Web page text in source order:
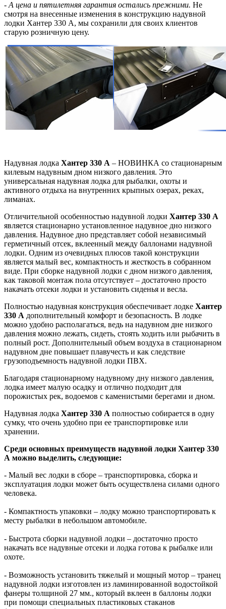
- А цена и пятилетняя гарантия остались прежними. Не
смотря на внесенные изменения в конструкцию надувной
лодки Хантер 330 А, мы сохранили для своих клиентов
старую розничную цену.
Надувная лодка Хантер 330 А – НОВИНКА со стационарным
килевым надувным дном низкого давления. Это
универсальная надувная лодка для рыбалки, охоты и
активного отдыха на внутренних крыпных озерах, реках,
лиманах.
Отличительной особенностью надувной лодки Хантер 330 А
является стационарно установленное надувное дно низкого
давления. Надувное дно представляет собой независимый
герметичный отсек, вклеенный между баллонами надувной
лодки. Одним из очевидных плюсов такой конструкции
является малый вес, компактность и жесткость в собранном
виде. При сборке надувной лодки с дном низкого давления,
как таковой монтаж пола отсутствует – достаточно просто
накачать отсеки лодки и установить сиденья и весла.
Полностью надувная конструкция обеспечивает лодке Хантер
330 А дополнительный комфорт и безопасность. В лодке
можно удобно располагаться, ведь на надувном дне низкого
давления можно лежать, сидеть, стоять ходить или рыбачить в
полный рост. Дополнительный объем воздуха в стационарном
надувном дне повышает плавучесть и как следствие
грузоподъемность надувной лодки ПВХ.
Благодаря стационарному надувному дну низкого давления,
лодка имеет малую осадку и отлично подходит для
порожистых рек, водоемов с каменистыми берегами и дном.
Надувная лодка Хантер 330 А полностью собирается в одну
сумку, что очень удобно при ее транспортировке или
хранении.
Среди основных преимуществ надувной лодки Хантер 330
А можно выделить, следующие:
- Малый вес лодки в сборе – транспортировка, сборка и
эксплуатация лодки может быть осуществлена силами одного
человека.
- Компактность упаковки – лодку можно транспортировать к
месту рыбалки в небольшом автомобиле.
- Быстрота сборки надувной лодки – достаточно просто
накачать все надувные отсеки и лодка готова к рыбалке или
охоте.
- Возможность установить тяжелый и мощный мотор – транец
надувной лодки изготовлен из ламинированной водостойкой
фанеры толщиной 27 мм., который вклеен в баллоны лодки
при помощи специальных пластиковых стаканов